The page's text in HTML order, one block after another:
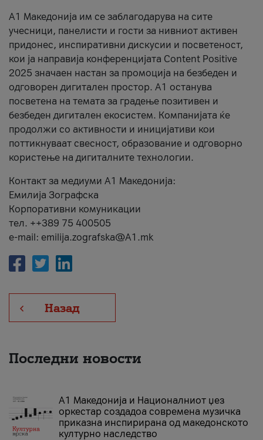
А1 Македонија им се заблагодарува на сите
учесници, панелисти и гости за нивниот активен
придонес, инспиративни дискусии и посветеност,
кои ја направија конференцијата Content Positive
2025 значаен настан за промоција на безбеден и
одговорен дигитален простор. А1 останува
посветена на темата за градење позитивен и
безбеден дигитален екосистем. Компанијата ќе
продолжи со активности и иницијативи кои
поттикнуваат свесност, образование и одговорно
користење на дигиталните технологии.
Контакт за медиуми А1 Македонија:
Емилија Зографска
Корпоративни комуникации
тел. ++389 75 400505
e-mail: emilija.zografska@A1.mk
Назад
Последни новости
А1 Македонија и Националниот џез
оркестар создадоа современа музичка
приказна инспирирана од македонското
културно наследство